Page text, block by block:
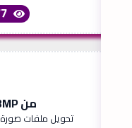
7,825,577
من BMP إلى WEBP
تحويل ملفات صورة BMP إلى WEBP بسهولة.